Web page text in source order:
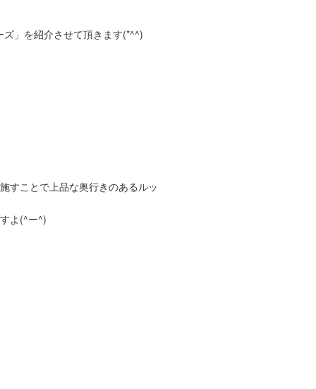
」を紹介させて頂きます(*^^)
すことで上品な奥行きのあるルッ
よ(^ー^)